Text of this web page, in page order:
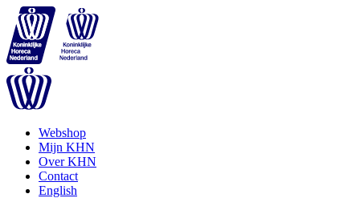
Webshop
Mijn KHN
Over KHN
Contact
English